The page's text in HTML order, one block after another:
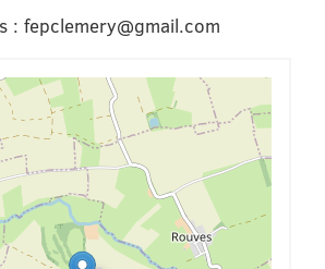
: fepclemery@gmail.com